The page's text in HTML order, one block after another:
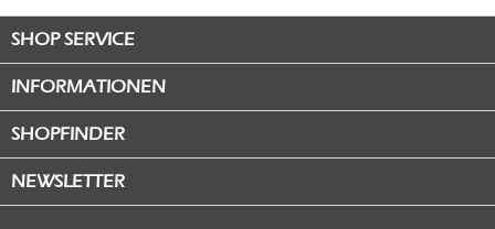
SHOP SERVICE
INFORMATIONEN
SHOPFINDER
NEWSLETTER